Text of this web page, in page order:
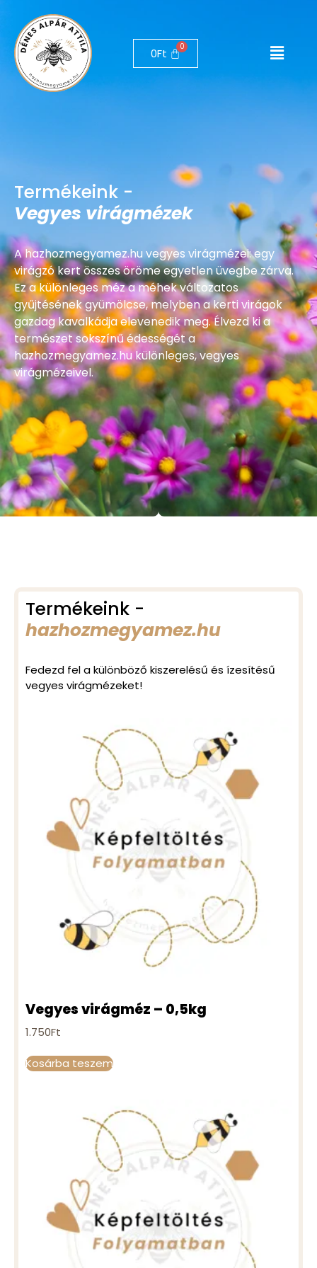
0Ft
Termékeink -
Vegyes virágmézek
A hazhozmegyamez.hu vegyes virágmézei: egy
virágzó kert összes öröme egyetlen üvegbe zárva.
Ez a különleges méz a méhek változatos
gyűjtésének gyümölcse, melyben a kerti virágok
gazdag kavalkádja elevenedik meg. Élvezd ki a
természet sokszínű édességét a
hazhozmegyamez.hu különleges, vegyes
virágmézeivel.
Termékeink -
hazhozmegyamez.hu
Fedezd fel a különböző kiszerelésű és ízesítésű
vegyes virágmézeket!
Vegyes virágméz – 0,5kg
1.750Ft
Kosárba teszem